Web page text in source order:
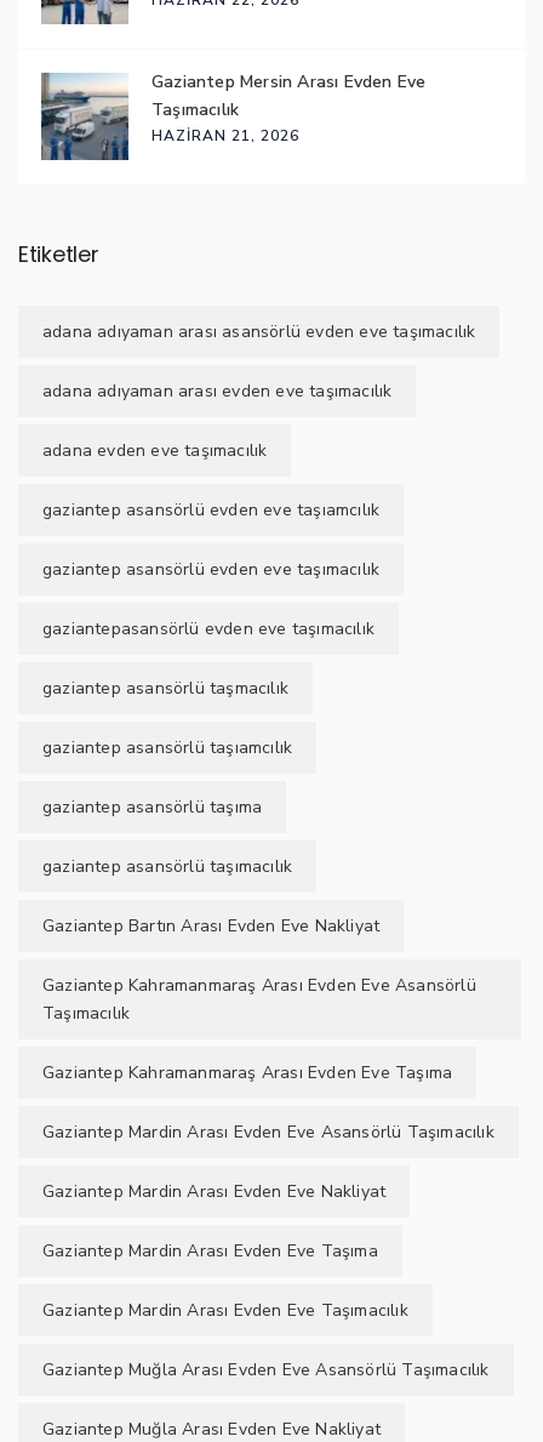
Gaziantep Mersin Arası Evden Eve
Taşımacılık
HAZIRAN 21, 2026
Etiketler
adana adıyaman arası asansörlü evden eve taşımacılık
adana adıyaman arası evden eve taşımacılık
adana evden eve taşımacılık
gaziantep asansörlü evden eve taşıamcılık
gaziantep asansörlü evden eve taşımacılık
gaziantepasansörlü evden eve taşımacılık
gaziantep asansörlü taşmacılık
gaziantep asansörlü taşıamcılık
gaziantep asansörlü taşıma
gaziantep asansörlü taşımacılık
Gaziantep Bartın Arası Evden Eve Nakliyat
Gaziantep Kahramanmaraş Arası Evden Eve Asansörlü
Taşımacılık
Gaziantep Kahramanmaraş Arası Evden Eve Taşıma
Gaziantep Mardin Arası Evden Eve Asansörlü Taşımacılık
Gaziantep Mardin Arası Evden Eve Nakliyat
Gaziantep Mardin Arası Evden Eve Taşıma
Gaziantep Mardin Arası Evden Eve Taşımacılık
Gaziantep Muğla Arası Evden Eve Asansörlü Taşımacılık
Gaziantep Muğla Arası Evden Eve Nakliyat